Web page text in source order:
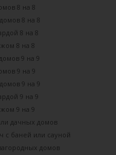
8 на 8
8 на 8
8 на 8
8 на 8
9 на 9
9 на 9
9 на 9
9 на 9
9 на 9
дачных домов
с баней или сауной
домов